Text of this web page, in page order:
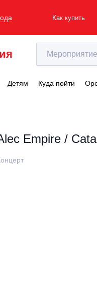
Как купить
Детям Куда пойти
Empire /